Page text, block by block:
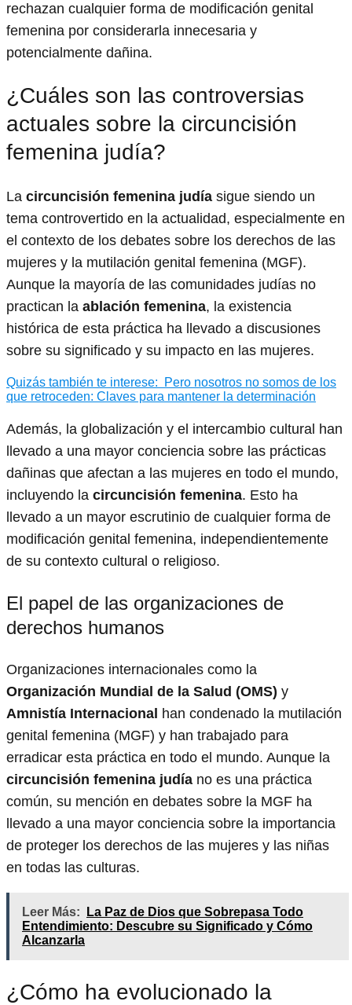
rechazan cualquier forma de modificación genital
femenina por considerarla innecesaria y
potencialmente dañina.
¿Cuáles son las controversias
actuales sobre la circuncisión
femenina judía?
La circuncisión femenina judía sigue siendo un
tema controvertido en la actualidad, especialmente en
el contexto de los debates sobre los derechos de las
mujeres y la mutilación genital femenina (MGF).
Aunque la mayoría de las comunidades judías no
practican la ablación femenina, la existencia
histórica de esta práctica ha llevado a discusiones
sobre su significado y su impacto en las mujeres.
Quizás también te interese:
Pero nosotros no somos de los
que retroceden: Claves para mantener la determinación
Además, la globalización y el intercambio cultural han
llevado a una mayor conciencia sobre las prácticas
dañinas que afectan a las mujeres en todo el mundo,
incluyendo la circuncisión femenina. Esto ha
llevado a un mayor escrutinio de cualquier forma de
modificación genital femenina, independientemente
de su contexto cultural o religioso.
El papel de las organizaciones de
derechos humanos
Organizaciones internacionales como la
Organización Mundial de la Salud (OMS) y
Amnistía Internacional han condenado la mutilación
genital femenina (MGF) y han trabajado para
erradicar esta práctica en todo el mundo. Aunque la
circuncisión femenina judía no es una práctica
común, su mención en debates sobre la MGF ha
llevado a una mayor conciencia sobre la importancia
de proteger los derechos de las mujeres y las niñas
en todas las culturas.
Leer Más:
La Paz de Dios que Sobrepasa Todo
Entendimiento: Descubre su Significado y Cómo
Alcanzarla
¿Cómo ha evolucionado la